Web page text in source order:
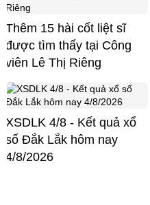
Thêm 15 hài cốt liệt sĩ
được tìm thấy tại Công
viên Lê Thị Riêng
XSDLK 4/8 - Kết quả xổ
số Đắk Lắk hôm nay
4/8/2026